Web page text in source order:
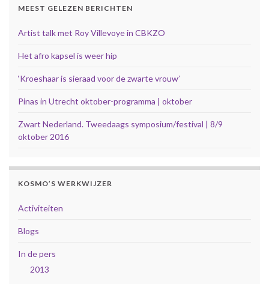
MEEST GELEZEN BERICHTEN
Artist talk met Roy Villevoye in CBKZO
Het afro kapsel is weer hip
‘Kroeshaar is sieraad voor de zwarte vrouw’
Pinas in Utrecht oktober-programma | oktober
Zwart Nederland. Tweedaags symposium/festival | 8/9
oktober 2016
KOSMO’S WERKWIJZER
Activiteiten
Blogs
In de pers
2013